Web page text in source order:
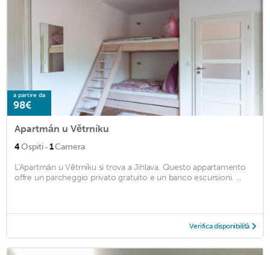
a partire da
98€
Apartmán u Větrníku
4Ospiti · 1Camera
L'Apartmán u Větrníku si trova a Jihlava. Questo appartamento
offre un parcheggio privato gratuito e un banco escursioni. ...
Verifica disponibilità